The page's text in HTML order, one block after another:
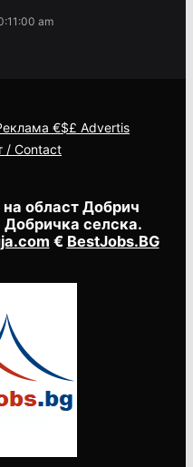
am
област Добрич
селска.
€ BestJobs.BG
€$£ Advertis
/ Contact